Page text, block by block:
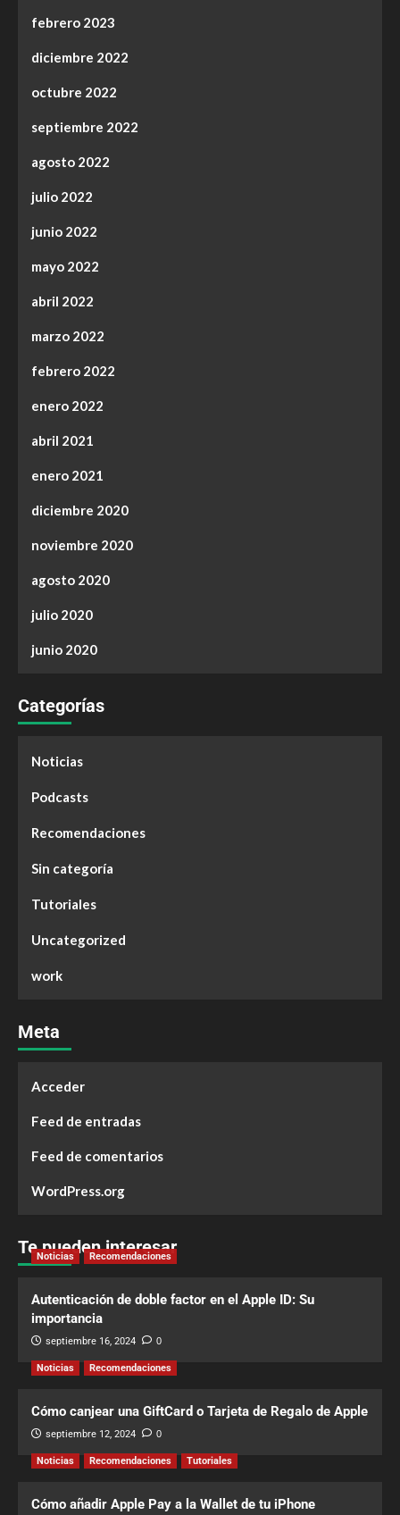
febrero 2023
diciembre 2022
octubre 2022
septiembre 2022
agosto 2022
julio 2022
junio 2022
mayo 2022
abril 2022
marzo 2022
febrero 2022
enero 2022
abril 2021
enero 2021
diciembre 2020
noviembre 2020
agosto 2020
julio 2020
junio 2020
Categorías
Noticias
Podcasts
Recomendaciones
Sin categoría
Tutoriales
Uncategorized
work
Meta
Acceder
Feed de entradas
Feed de comentarios
WordPress.org
Te pueden interesar
Noticias Recomendaciones
Autenticación de doble factor en el Apple ID: Su
importancia
septiembre 16, 2024 0
Noticias Recomendaciones
Cómo canjear una GiftCard o Tarjeta de Regalo de Apple
septiembre 12, 2024 0
Noticias Recomendaciones Tutoriales
Cómo añadir Apple Pay a la Wallet de tu iPhone